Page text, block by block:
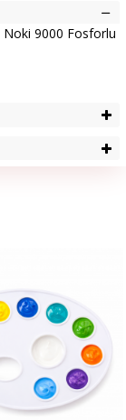
9000 Fosforlu